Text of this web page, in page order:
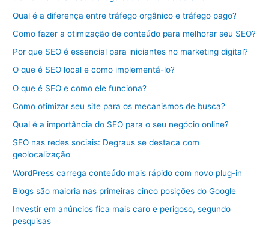
Qual é a diferença entre tráfego orgânico e tráfego pago?
Como fazer a otimização de conteúdo para melhorar seu SEO?
Por que SEO é essencial para iniciantes no marketing digital?
O que é SEO local e como implementá-lo?
O que é SEO e como ele funciona?
Como otimizar seu site para os mecanismos de busca?
Qual é a importância do SEO para o seu negócio online?
SEO nas redes sociais: Degraus se destaca com
geolocalização
WordPress carrega conteúdo mais rápido com novo plug-in
Blogs são maioria nas primeiras cinco posições do Google
Investir em anúncios fica mais caro e perigoso, segundo
pesquisas